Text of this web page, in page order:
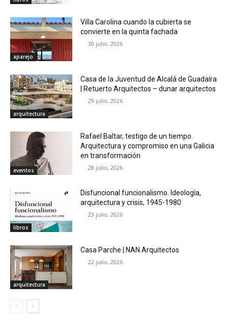
aparejo
Villa Carolina cuando la cubierta se
convierte en la quinta fachada
30 julio, 2026
arquitectura
Casa de la Juventud de Alcalá de Guadaíra
| Retuerto Arquitectos – dunar arquitectos
29 julio, 2026
eventos
Rafael Baltar, testigo de un tiempo.
Arquitectura y compromiso en una Galicia
en transformación
28 julio, 2026
libros
Disfuncional funcionalismo. Ideología,
arquitectura y crisis, 1945-1980
23 julio, 2026
arquitectura
Casa Parche | NAN Arquitectos
22 julio, 2026